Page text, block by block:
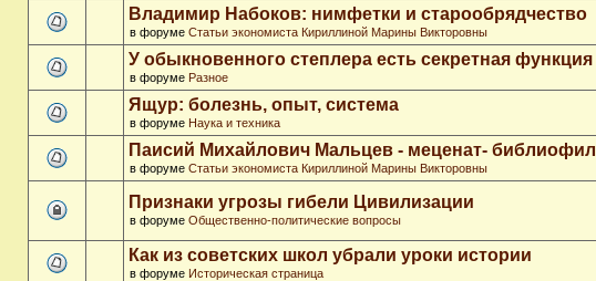
Владимир Набоков: нимфетки и старообрядчество
в форуме Статьи экономиста Кириллиной Марины Викторовны
У обыкновенного степлера есть секретная функция
в форуме Разное
Ящур: болезнь, опыт, система
в форуме Наука и техника
Паисий Михайлович Мальцев - меценат- библиофил
в форуме Статьи экономиста Кириллиной Марины Викторовны
Признаки угрозы гибели Цивилизации
в форуме Общественно-политические вопросы
Как из советских школ убрали уроки истории
в форуме Историческая страница